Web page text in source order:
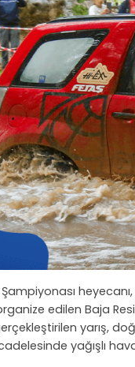
edilen Baja
yarış,
yağışlı